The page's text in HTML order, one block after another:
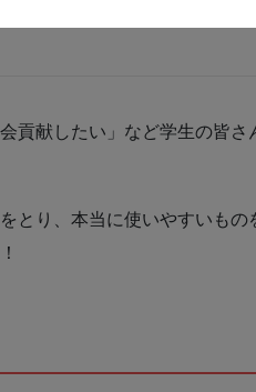
貢献したい」など学生の皆さ
とり、本当に使いやすいもの